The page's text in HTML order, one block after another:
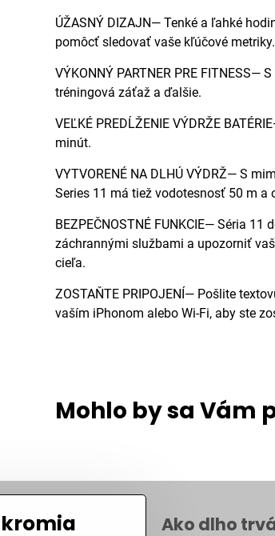
ÚŽASNÝ DIZAJN— Tenké a ľahké
pomôcť sledovať vaše kľúčové metriky.
VÝKONNÝ PARTNER PRE
tréningová záťaž a ďalšie.
VEĽKÉ PREDĹŽENIE VÝDRŽE
minút.
VYTVORENÉ NA DLHÚ VÝDRŽ— S
Series 11 má tiež vodotesnosť 50 m
BEZPEČNOSTNÉ FUNKCIE— Séria
záchrannými službami a upozorniť
cieľa.
ZOSTAŇTE PRIPOJENÍ— Pošlite
vaším iPhonom alebo Wi-Fi, aby ste
Mohlo by sa Vám
Ako dlho